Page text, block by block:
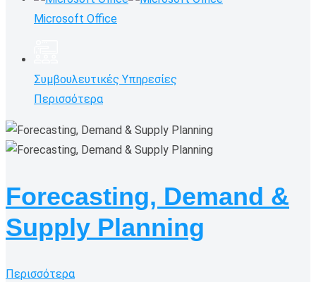
Microsoft Office
Συμβουλευτικές Υπηρεσίες
Περισσότερα
Forecasting, Demand &
Supply Planning
Περισσότερα